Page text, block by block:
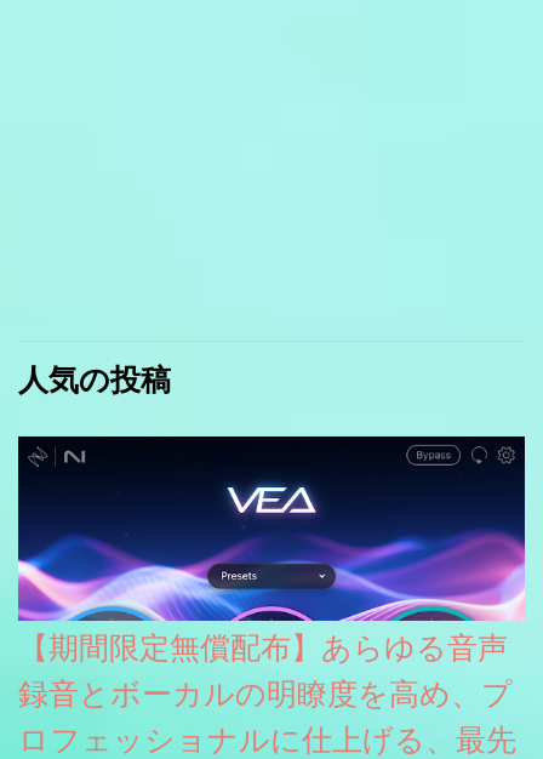
人気の投稿
【期間限定無償配布】あらゆる音声
録音とボーカルの明瞭度を高め、プ
ロフェッショナルに仕上げる、最先